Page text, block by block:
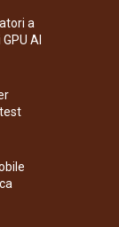
a
AI